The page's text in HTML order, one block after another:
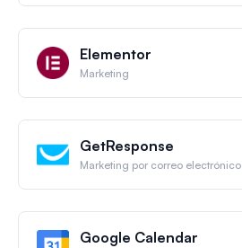
Elementor
Marketing
GetResponse
Marketing por correo electrónico
Google Calendar